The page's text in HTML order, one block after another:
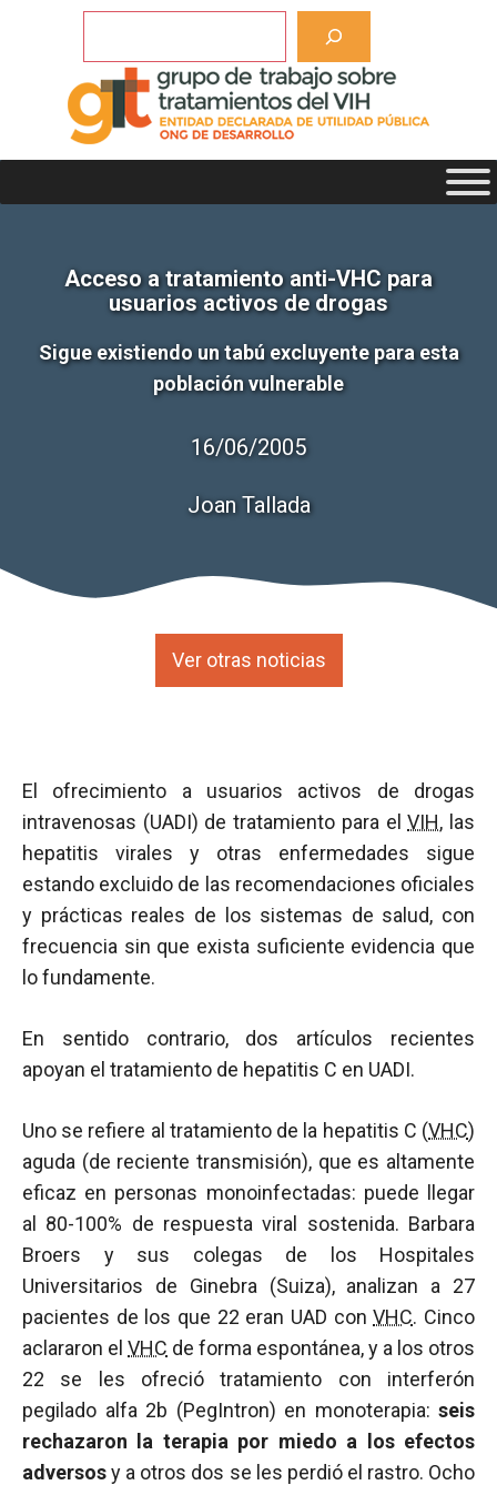
Acceso a tratamiento anti-VHC para
usuarios activos de drogas
Sigue existiendo un tabú excluyente para esta
población vulnerable
16/06/2005
Joan Tallada
Ver otras noticias
El ofrecimiento a usuarios activos de drogas
intravenosas (UADI) de tratamiento para elVIH, las
hepatitis virales y otras enfermedades sigue
estando excluido de las recomendaciones oficiales
y prácticas reales de los sistemas de salud, con
frecuencia sin que exista suficiente evidencia que
lo fundamente.
En sentido contrario, dos artículos recientes
apoyan el tratamiento de hepatitis C en UADI.
Uno se refiere al tratamiento de la hepatitis C (VHC)
aguda (de reciente transmisión), que es altamente
eficaz en personas monoinfectadas: puede llegar
al 80-100% de respuesta viral sostenida. Barbara
Broers y sus colegas de los Hospitales
Universitarios de Ginebra (Suiza), analizan a 27
pacientes de los que 22 eran UAD conVHC. Cinco
aclararon el VHC de forma espontánea, y a los otros
22 se les ofreció tratamiento con interferón
pegilado alfa 2b (PegIntron) en monoterapia: seis
rechazaron la terapia por miedo a los efectos
adversosy a otros dos se les perdió el rastro. Ocho